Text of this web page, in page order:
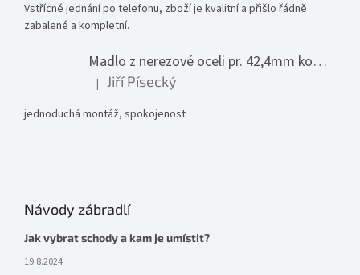
Vstřícné jednání po telefonu, zboží je kvalitní a přišlo řádně
zabalené a kompletní.
Madlo z nerezové oceli pr. 42,4mm komplet - model 0116 - 3000mm
Hodnocení produktu je 5 z 5 hvězdiček.
| Jiří Písecký
jednoduchá montáž, spokojenost
Návody zábradlí
Jak vybrat schody a kam je umístit?
19.8.2024